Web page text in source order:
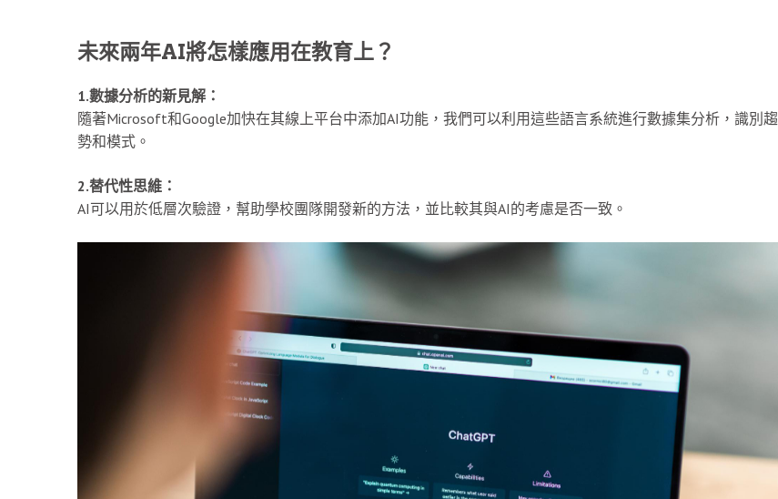
未來兩年AI將怎樣應用在教育上？
1.數據分析的新見解：
隨著Microsoft和Google加快在其線上平台中添加AI功能，我們可以利用這些語言系統進行數據集分析，識別趨
勢和模式。
2.替代性思維：
AI可以用於低層次驗證，幫助學校團隊開發新的方法，並比較其與AI的考慮是否一致。